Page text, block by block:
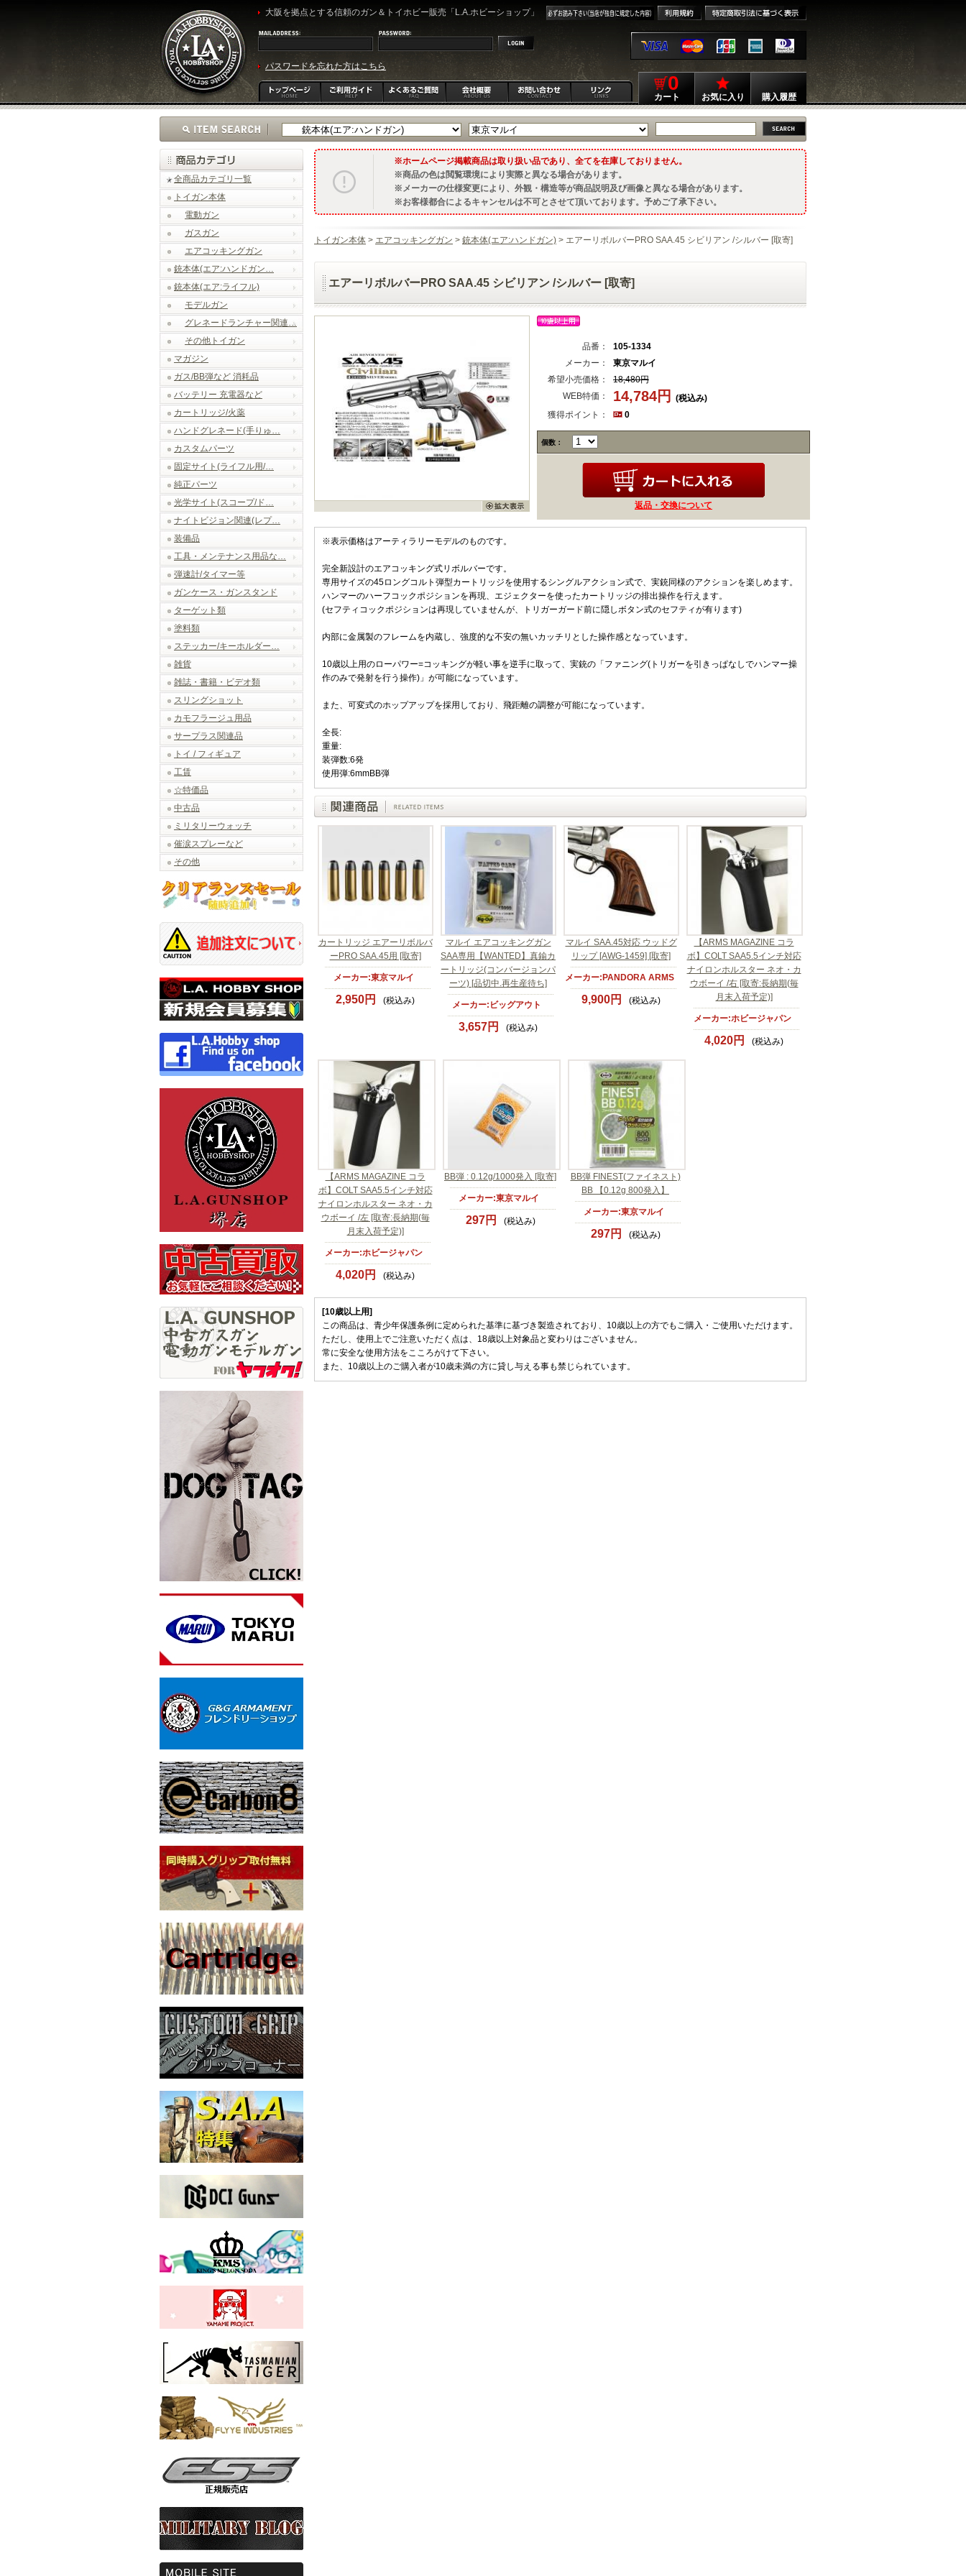
大阪を拠点とする信頼のガン＆トイホビー販売「L.A.ホビーショップ」
パスワードを忘れた方はこちら
0
カート お気に入り 購入履歴
全商品カテゴリ一覧
トイガン本体
電動ガン
ガスガン
エアコッキングガン
銃本体(エア:ハンドガン…
銃本体(エア:ライフル)
モデルガン
グレネードランチャー関連…
その他トイガン
マガジン
ガス/BB弾など 消耗品
バッテリー 充電器など
カートリッジ/火薬
ハンドグレネード(手りゅ…
カスタムパーツ
固定サイト(ライフル用/…
純正パーツ
光学サイト(スコープ/ド…
ナイトビジョン関連(レプ…
装備品
工具・メンテナンス用品な…
弾速計/タイマー等
ガンケース・ガンスタンド
ターゲット類
塗料類
ステッカー/キーホルダー…
雑貨
雑誌・書籍・ビデオ類
スリングショット
カモフラージュ用品
サープラス関連品
トイ / フィギュア
工賃
☆特価品
中古品
ミリタリーウォッチ
催涙スプレーなど
その他
ホームページ掲載商品は取り扱い品であり、全てを在庫しておりません。
商品の色は閲覧環境により実際と異なる場合があります。
メーカーの仕様変更により、外観・構造等が商品説明及び画像と異なる場合があります。
お客様都合によるキャンセルは不可とさせて頂いております。予めご了承下さい。
トイガン本体 > エアコッキングガン > 銃本体(エア:ハンドガン) > エアーリボルバーPRO SAA.45 シビリアン /シルバー [取寄]
エアーリボルバーPRO SAA.45 シビリアン /シルバー [取寄]
品番：
105-1334
メーカー：
東京マルイ
希望小売価格：
18,480円
WEB特価：
14,784円
(税込み)
獲得ポイント：
0
個数：
返品・交換について
※表示価格はアーティラリーモデルのものです。
完全新設計のエアコッキング式リボルバーです。
専用サイズの45ロングコルト弾型カートリッジを使用するシングルアクション式で、実銃同様のアクションを楽しめます。
ハンマーのハーフコックポジションを再現、エジェクターを使ったカートリッジの排出操作を行えます。
(セフティコックポジションは再現していませんが、トリガーガード前に隠しボタン式のセフティが有ります)
内部に金属製のフレームを内蔵し、強度的な不安の無いカッチリとした操作感となっています。
10歳以上用のローパワー=コッキングが軽い事を逆手に取って、実銃の「ファニング(トリガーを引きっぱなしでハンマー操
作のみで発射を行う操作)」が可能になっています。
また、可変式のホップアップを採用しており、飛距離の調整が可能になっています。
全長:
重量:
装弾数:6発
使用弾:6mmBB弾
カートリッジ エアーリボルバ
ーPRO SAA.45用 [取寄]
メーカー:東京マルイ
2,950円 (税込み)
マルイ エアコッキングガン
SAA専用【WANTED】真鍮カ
ートリッジ(コンバージョンパ
ーツ) [品切中.再生産待ち]
メーカー:ビッグアウト
3,657円 (税込み)
マルイ SAA.45対応 ウッドグ
リップ [AWG-1459] [取寄]
メーカー:PANDORA ARMS
9,900円 (税込み)
【ARMS MAGAZINE コラ
ボ】COLT SAA5.5インチ対応
ナイロンホルスター ネオ・カ
ウボーイ /右 [取寄:長納期(毎
月末入荷予定)]
メーカー:ホビージャパン
4,020円 (税込み)
【ARMS MAGAZINE コラ
ボ】COLT SAA5.5インチ対応
ナイロンホルスター ネオ・カ
ウボーイ /左 [取寄:長納期(毎
月末入荷予定)]
メーカー:ホビージャパン
4,020円 (税込み)
BB弾 : 0.12g/1000発入 [取寄]
メーカー:東京マルイ
297円 (税込み)
BB弾 FINEST(ファイネスト)
BB 【0.12g 800発入】
メーカー:東京マルイ
297円 (税込み)
[10歳以上用]
この商品は、青少年保護条例に定められた基準に基づき製造されており、10歳以上の方でもご購入・ご使用いただけます。
ただし、使用上でご注意いただく点は、18歳以上対象品と変わりはございません。
常に安全な使用方法をこころがけて下さい。
また、10歳以上のご購入者が10歳未満の方に貸し与える事も禁じられています。